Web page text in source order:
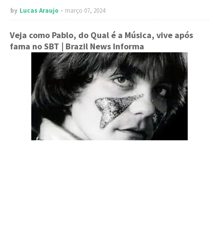
by Lucas Araujo março 07, 2024
Veja como Pablo, do Qual é a Música, vive após
fama no SBT | Brazil News Informa